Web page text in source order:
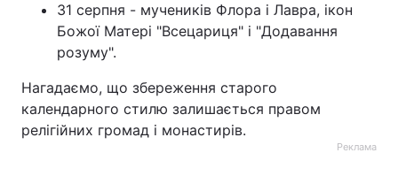
31 серпня - мучеників Флора і Лавра, ікон
Божої Матері "Всецариця" і "Додавання
розуму".
Нагадаємо, що збереження старого
календарного стилю залишається правом
релігійних громад і монастирів.
Реклама